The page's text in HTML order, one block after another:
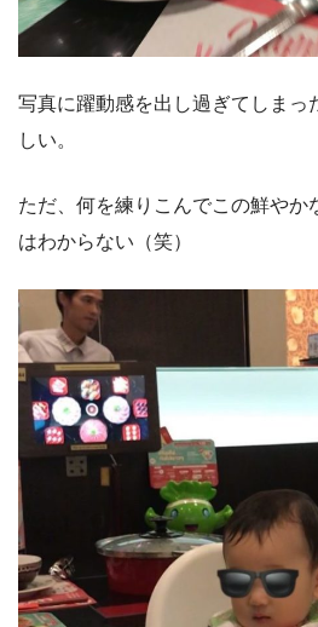
写真に躍動感を出し過ぎてしまっ
しい。
ただ、何を練りこんでこの鮮やか
はわからない（笑）